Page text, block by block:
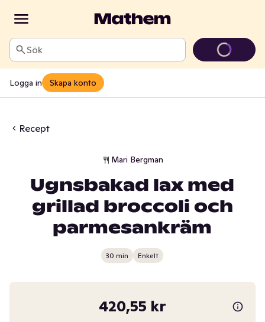
Sök
Logga in Skapa konto
Recept
Mari Bergman
Ugnsbakad lax med
grillad broccoli och
parmesankräm
30 min Enkelt
420,55 kr